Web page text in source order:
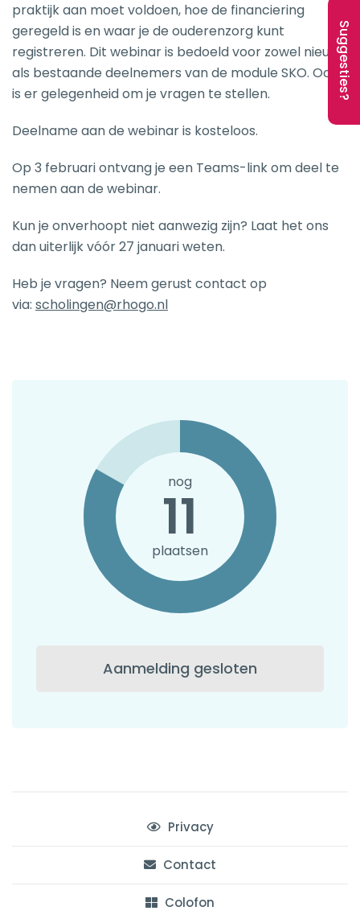
praktijk aan moet voldoen, hoe de financiering
geregeld is en waar je de ouderenzorg kunt
registreren. Dit webinar is bedoeld voor zowel nieuwe
als bestaande deelnemers van de module SKO. Ook
is er gelegenheid om je vragen te stellen.
Deelname aan de webinar is kosteloos.
Op 3 februari ontvang je een Teams-link om deel te
nemen aan de webinar.
Kun je onverhoopt niet aanwezig zijn? Laat het ons
dan uiterlijk vóór 27 januari weten.
Heb je vragen? Neem gerust contact op
via: scholingen@rhogo.nl
nog
11
plaatsen
Aanmelding gesloten
Privacy
Contact
Colofon
Suggesties?